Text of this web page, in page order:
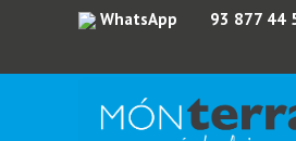
WhatsApp 93 877 44